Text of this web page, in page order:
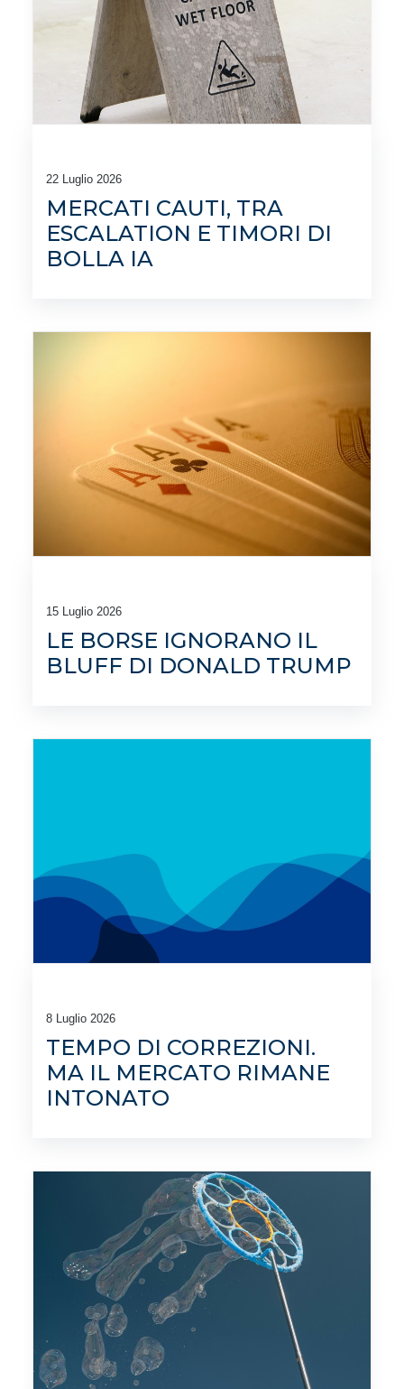
22 Luglio 2026
MERCATI CAUTI, TRA
ESCALATION E TIMORI DI
BOLLA IA
15 Luglio 2026
LE BORSE IGNORANO IL
BLUFF DI DONALD TRUMP
8 Luglio 2026
TEMPO DI CORREZIONI.
MA IL MERCATO RIMANE
INTONATO